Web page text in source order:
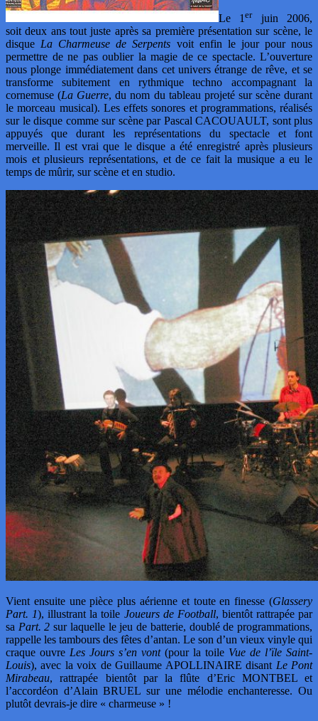
Le 1erjuin 2006,
soit deux ans tout juste après sa première présentation sur scène, le
disqueLa Charmeuse de Serpents voit enfin le jour pour nous
permettre de ne pas oublier la magie de ce spectacle. L’ouverture
nous plonge immédiatement dans cet univers étrange de rêve, et se
transforme subitement en rythmique techno accompagnant la
cornemuse (La Guerre, du nom du tableau projeté sur scène durant
le morceau musical). Les effets sonores et programmations, réalisés
sur le disque comme sur scène par Pascal CACOUAULT, sont plus
appuyés que durant les représentations du spectacle et font
merveille. Il est vrai que le disque a été enregistré après plusieurs
mois et plusieurs représentations, et de ce fait la musique a eu le
temps de mûrir, sur scène et en studio.
Vient ensuite une pièce plus aérienne et toute en finesse (Glassery
Part. 1), illustrant la toile Joueurs de Football, bientôt rattrapée par
sa Part. 2 sur laquelle le jeu de batterie, doublé de programmations,
rappelle les tambours des fêtes d’antan. Le son d’un vieux vinyle qui
craque ouvre Les Jours s’en vont(pour la toile Vue de l’ïle Saint-
Louis), avec la voix de Guillaume APOLLINAIRE disant Le Pont
Mirabeau, rattrapée bientôt par la flûte d’Eric MONTBEL et
l’accordéon d’Alain BRUEL sur une mélodie enchanteresse. Ou
plutôt devrais-je dire « charmeuse » !